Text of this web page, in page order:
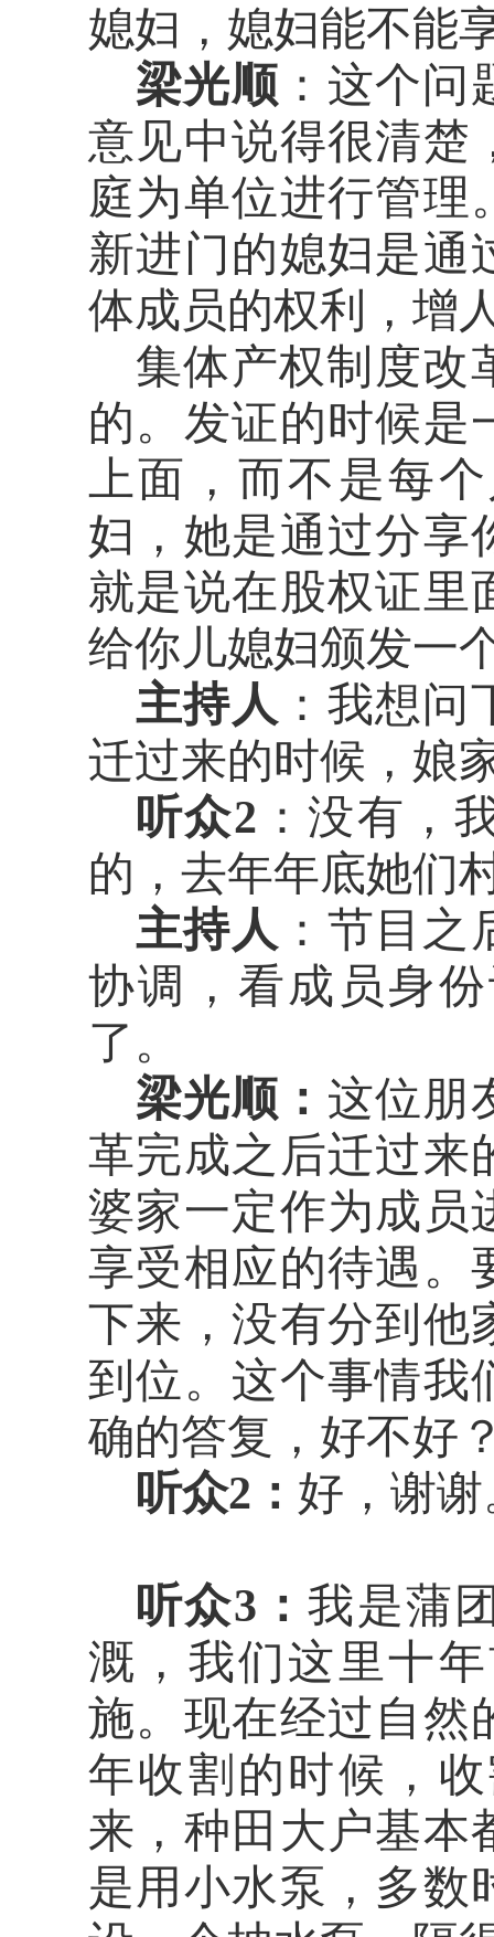
媳妇，媳妇能不能
梁光顺 ：这个问
意见中说得很清楚
庭为单位进行管理
新进门的媳妇是通
体成员的权利，增
集体产权制度改
的。发证的时候是
上面 ，而不是每
妇， 她是通过分享
就是说在股权证里
给你儿媳妇颁发一
主持人 ：我想问
迁过来的时候 ，娘
听众2 ：没有，
的 ，去年年底她们
主持人 ： 节目之
协调，看成员身份
了 。
梁光顺： 这位朋
革完成之后迁过来
婆家一定作为成员
享受相应的待遇 。
下来，没有分到他
到位。 这个事情我
确的答复，好不好
听众2 ： 好，谢谢
听众3 ：我是蒲
溉，我们这里十
施。现在经过自然
年收割的时候，
来，种田大户基本
是用小水泵，多数